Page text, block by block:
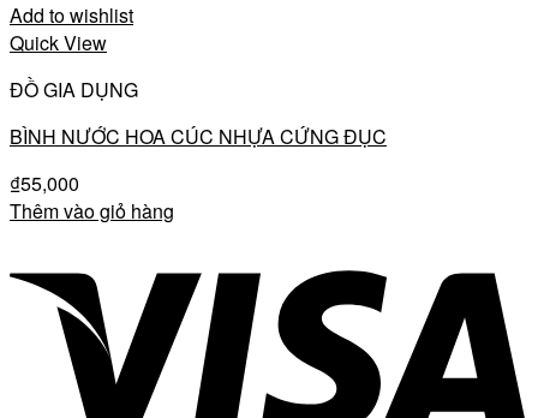
Add to wishlist
Quick View
ĐỒ GIA DỤNG
BÌNH NƯỚC HOA CÚC NHỰA CỨNG ĐỤC
₫55,000
Thêm vào giỏ hàng